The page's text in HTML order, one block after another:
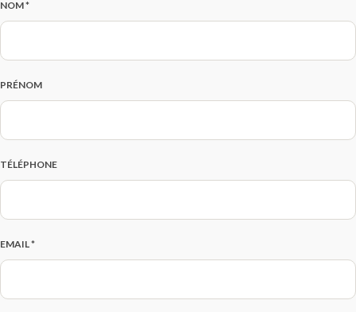
NOM *
PRÉNOM
TÉLÉPHONE
EMAIL *